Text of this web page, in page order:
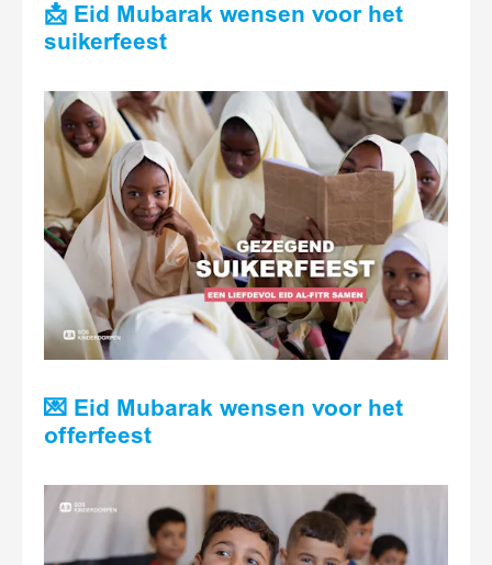
📩 Eid Mubarak wensen voor het
suikerfeest
💌 Eid Mubarak wensen voor het
offerfeest